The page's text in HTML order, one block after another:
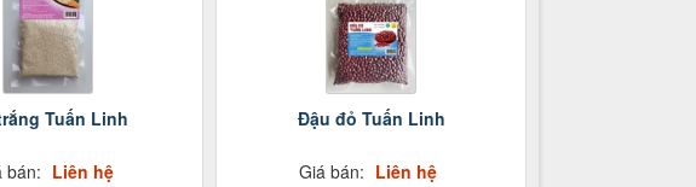
Tuấn Linh
bán: Liên hệ
Đậu đỏ Tuấn Linh
Giá bán: Liên hệ